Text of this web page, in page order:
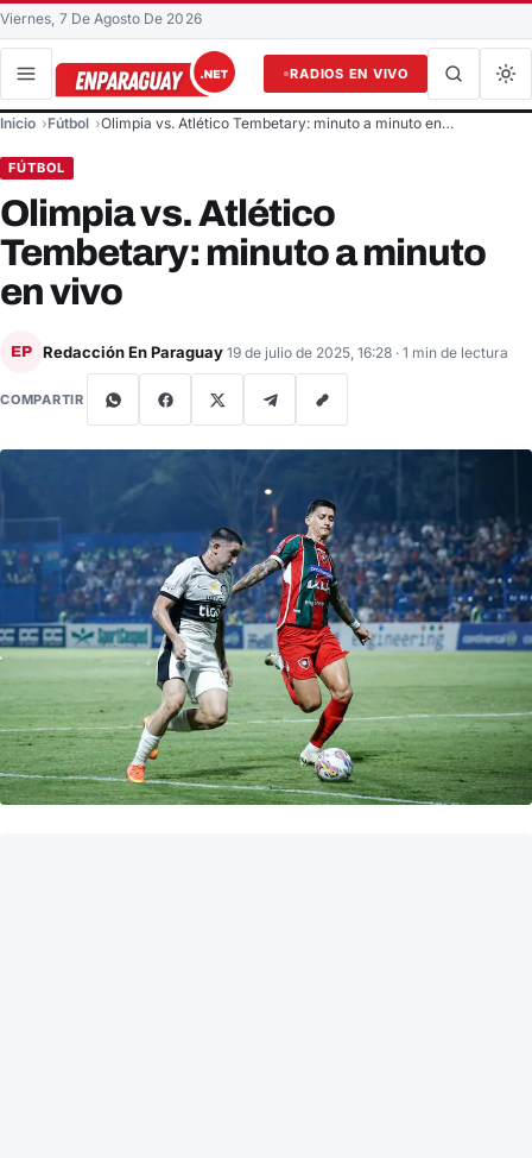
Viernes, 7 De Agosto De 2026
RADIOS EN VIVO
Buscar en el sitio
Inicio Fútbol Olimpia vs. Atlético Tembetary: minuto a minuto en…
FÚTBOL
Olimpia vs. Atlético
Tembetary: minuto a minuto
en vivo
EP Redacción En Paraguay 19 de julio de 2025, 16:28 · 1 min de lectura
COMPARTIR